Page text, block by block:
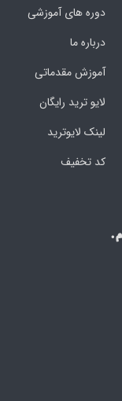
دوره های آموزشی
درباره ما
آموزش مقدماتی
لایو ترید رایگان
لینک لایوترید
کد تخفیف